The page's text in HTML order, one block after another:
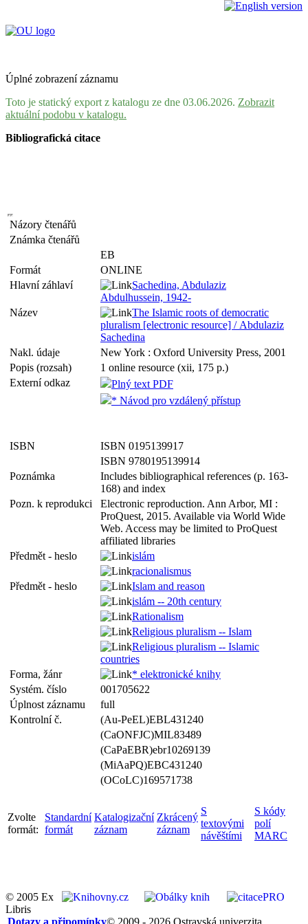
Úplné zobrazení záznamu
Toto je statický export z katalogu ze dne 03.06.2026. Zobrazit
aktuální podobu v katalogu.
Bibliografická citace
Názory čtenářů
Známka čtenářů
EB
Formát
ONLINE
Hlavní záhlaví
Sachedina, Abdulaziz
Abdulhussein, 1942-
Název
The Islamic roots of democratic
pluralism [electronic resource] / Abdulaziz
Sachedina
Nakl. údaje
New York : Oxford University Press, 2001
Popis (rozsah)
1 online resource (xii, 175 p.)
Externí odkaz
Plný text PDF
* Návod pro vzdálený přístup
ISBN
ISBN 0195139917
ISBN 9780195139914
Poznámka
Includes bibliographical references (p. 163-
168) and index
Pozn. k reprodukci
Electronic reproduction. Ann Arbor, MI :
ProQuest, 2015. Available via World Wide
Web. Access may be limited to ProQuest
affiliated libraries
Předmět - heslo
islám
racionalismus
Předmět - heslo
Islam and reason
islám -- 20th century
Rationalism
Religious pluralism -- Islam
Religious pluralism -- Islamic
countries
Forma, žánr
* elektronické knihy
Systém. číslo
001705622
Úplnost záznamu
full
Kontrolní č.
(Au-PeEL)EBL431240
(CaONFJC)MIL83489
(CaPaEBR)ebr10269139
(MiAaPQ)EBC431240
(OCoLC)169571738
Zvolte
formát:
Standardní
formát
Katalogizační
záznam
Zkrácený
záznam
S
textovými
návěštími
S kódy
polí
MARC
© 2005 Ex
Libris
© 2009 - 2026 Ostravská univerzita
Dotazy a připomínky